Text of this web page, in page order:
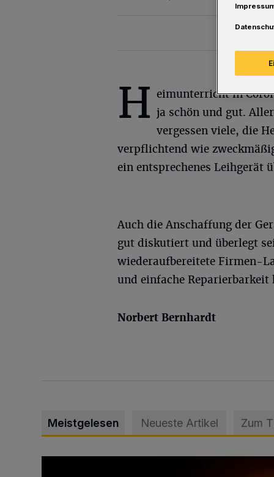
H eimunterricht in
ja schön und gut.
vergessen viele, die
verpflichtend wie
ein entsprechenes Leihgerät
Auch die Anschaffung der
gut diskutiert und überlegt
wiederaufbereitete Firmen-
und einfache
Norbert Bernhardt
Meistgelesen Neueste Artikel Zum